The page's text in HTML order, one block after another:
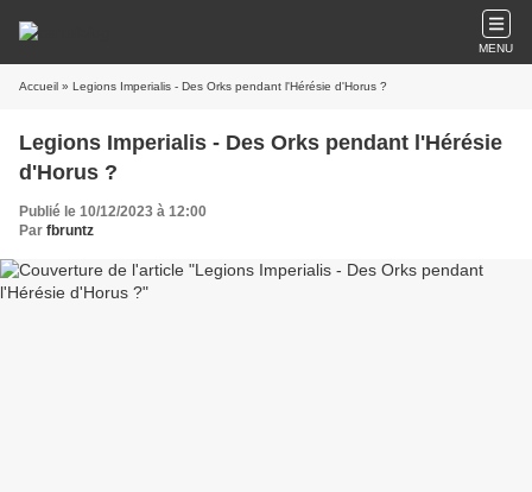
MENU
Accueil » Legions Imperialis - Des Orks pendant l'Hérésie d'Horus ?
Legions Imperialis - Des Orks pendant l'Hérésie
d'Horus ?
Publié le 10/12/2023 à 12:00
Par fbruntz